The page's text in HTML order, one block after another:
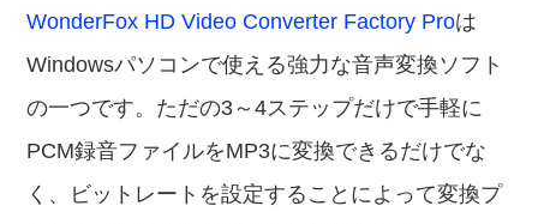
WonderFox HD Video Converter Factory Proは
Windowsパソコンで使える強力な音声変換ソフト
の一つです。ただの3～4ステップだけで手軽に
PCM録音ファイルをMP3に変換できるだけでな
く、ビットレートを設定することによって変換プ